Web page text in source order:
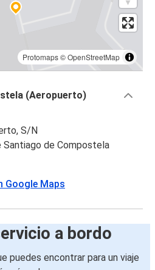
Protomaps©OpenStreetMap
(Aeropuerto)
S/N
de Compostela
Google Maps
a bordo
puedes encontrar para un viaje